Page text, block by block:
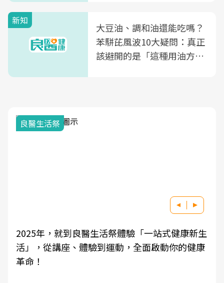
新知
大豆油、調和油還能吃嗎？
苯駢芘風波10大疑問：真正
該避開的是「這種用油方
我與健康韌性的距離
良醫健康網從「換季的身體變化」出發，透過醫
學觀點與日常感受的對話，建立對亞健康的認
知，進而引導實際的改善行動。